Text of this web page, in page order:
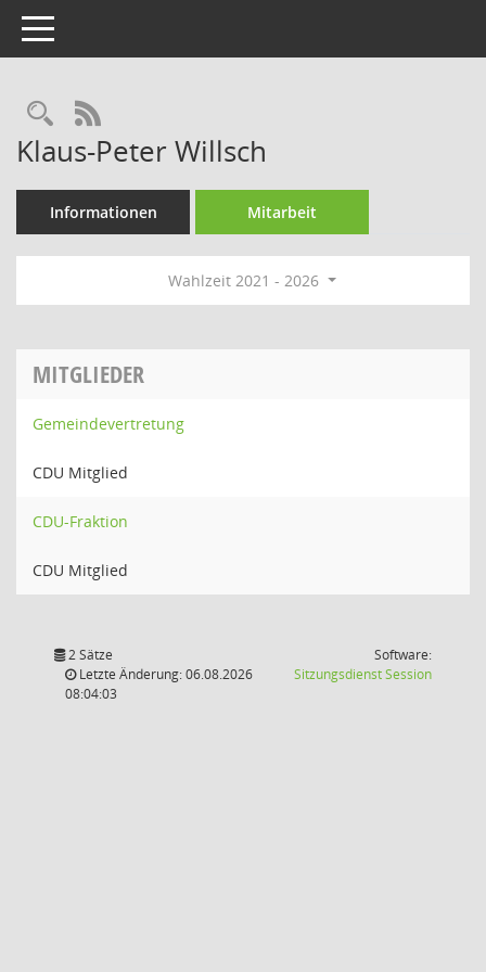
Toggle navigation
Rechercheauswahl
RSS-Feed
Klaus-Peter Willsch
Informationen Mitarbeit
Wahlzeit 2021 - 2026
MITGLIEDER
Gemeindevertretung
CDU Mitglied
CDU-Fraktion
CDU Mitglied
2 Sätze
Letzte Änderung: 06.08.2026
08:04:03
Software:
SitzungsdienstSession(Wird in